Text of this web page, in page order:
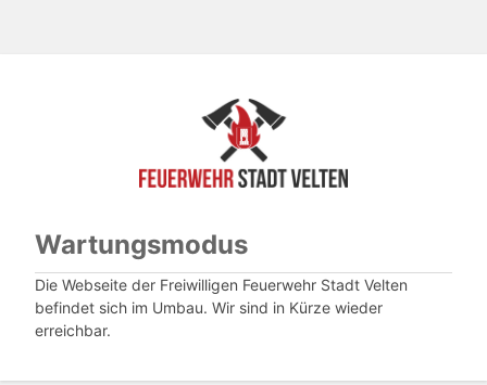
Wartungsmodus
Die Webseite der Freiwilligen Feuerwehr Stadt Velten
befindet sich im Umbau. Wir sind in Kürze wieder
erreichbar.